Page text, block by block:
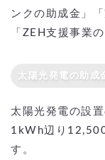
ンクの助成金」
「ZEH支援事業
太陽光発電の助成
太陽光発電の設
1kWh辺り
す。